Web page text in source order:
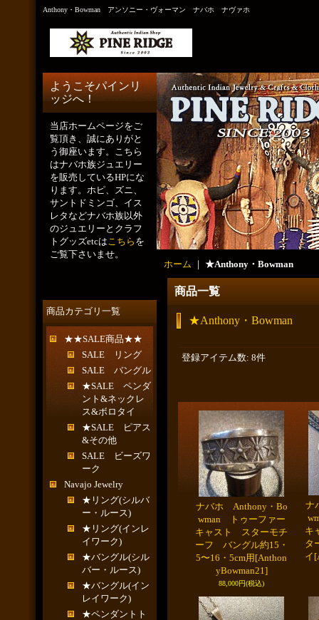
Anthony・Bowman アンソニー・ヴォーマン ナバホ ナヴァホ
ようこそパインリ
ッジへ！
当店ホームページをご
覧頂き、誠にありがと
う御座います。こちら
はナバホ族ジュエリー
を販売しているHPにな
ります。ホピ、ズニ、
サントドミンゴ、イス
レタなどナバホ族以外
のジュエリーとクラフ
トグッズetcはこちら を
ご覧下さいませ。
商品カテゴリ一覧
★★SALE商品★★
SALE リング
SALE バングル
★SALE ペンダ
ント&ネックレ
ス&ボロタイ
★SALE ピアス
&その他
SALE ビーズワ
ーク
Navajo Jewelry
★リング(シルバ
ー・ルース)
★リング(インレ
イワーク)
★バングル(シル
バー・ルース)
★バングル(イン
レイワーク)
★ペンダントト
ホーム ｜ ★Anthony・Bowman
商品一覧
★Anthony・Bowman
登録アイテム数: 8件
ナバホ Anthony・Bo
wman トゥーファー
キャスト スターモチ
ーフ バングル約15・
5〜16・5cm用 [Anthon
yBowman21]
88,000円(税込)
ナ
キ
タ
イ